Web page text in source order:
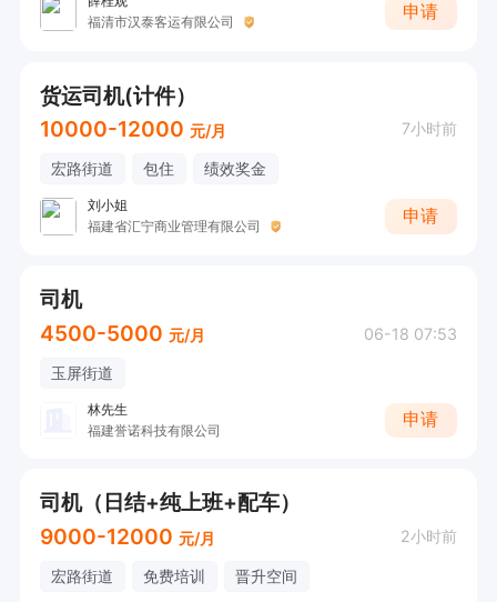
福清市汉泰客运有限公司
申请
货运司机(计件）
10000-12000 元/月 7小时前
宏路街道 包住 绩效奖金
刘小姐
福建省汇宁商业管理有限公司
申请
司机
4500-5000 元/月 06-18 07:53
玉屏街道
林先生
福建誉诺科技有限公司
申请
司机（日结+纯上班+配车）
9000-12000 元/月 2小时前
宏路街道 免费培训 晋升空间